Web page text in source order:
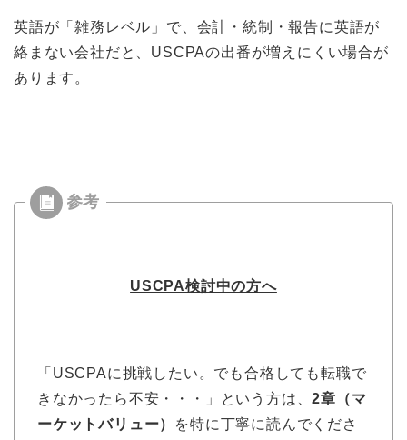
英語が「雑務レベル」で、会計・統制・報告に英語が
絡まない会社だと、USCPAの出番が増えにくい場合が
あります。
USCPA検討中の方へ
「USCPAに挑戦したい。でも合格しても転職で
きなかったら不安・・・」という方は、2章（マ
ーケットバリュー）
を特に丁寧に読んでくださ